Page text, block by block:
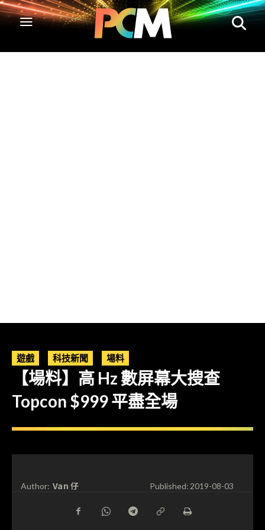
遊戲 科技新聞 場料
【場料】高 Hz 數屏幕大搜查
Topcon $999 平盡全場
Author: Van 仔 Published:2019-08-03